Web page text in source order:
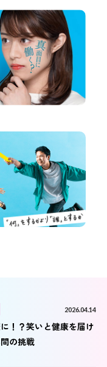
2026.04.14
！？笑いと健康を届け
の挑戦